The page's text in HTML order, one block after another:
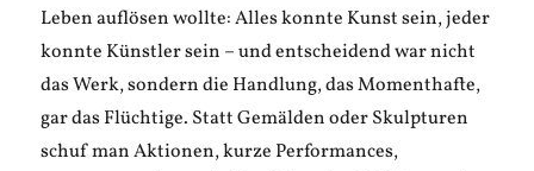
Leben auflösen wollte: Alles konnte Kunst sein, jeder
konnte Künstler sein – und entscheidend war nicht
das Werk, sondern die Handlung, das Momenthafte,
gar das Flüchtige. Statt Gemälden oder Skulpturen
schuf man Aktionen, kurze Performances,